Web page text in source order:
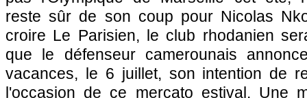
reste sûr de son coup pour Nicolas
croire Le Parisien, le club rhodanien
que le défenseur camerounais
vacances, le 6 juillet, son intention de
l'occasion de ce mercato estival. Une